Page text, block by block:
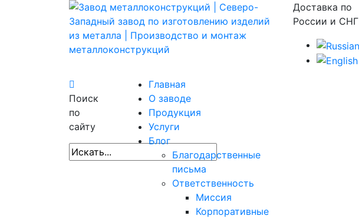
Доставка по
России и СНГ
Поиск
по
сайту
Главная
О заводе
Продукция
Услуги
Блог
Благодарственные
письма
Ответственность
Миссия
Корпоративные